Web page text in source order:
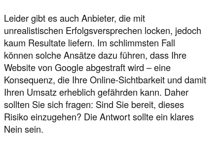
Leider gibt es auch Anbieter, die mit
unrealistischen Erfolgsversprechen locken, jedoch
kaum Resultate liefern. Im schlimmsten Fall
können solche Ansätze dazu führen, dass Ihre
Website von Google abgestraft wird – eine
Konsequenz, die Ihre Online-Sichtbarkeit und damit
Ihren Umsatz erheblich gefährden kann. Daher
sollten Sie sich fragen: Sind Sie bereit, dieses
Risiko einzugehen? Die Antwort sollte ein klares
Nein sein.